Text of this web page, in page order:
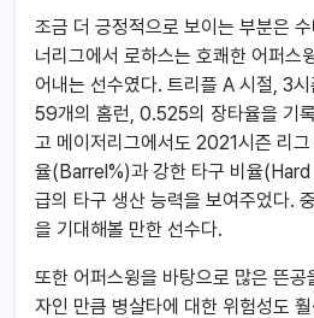
조금 더 긍정적으로 보이는 부분은
너리그에서 로하스는 호쾌한 어퍼스
어내는 선수였다. 트리플 A 시절, 3
59개의 홈런, 0.525의 장타율을 기
고 메이저리그에서도 2021시즌 리그
율(Barrel%)과 강한 타구 비율
급의 타구 생산 능력을 보여주었다.
을 기대해볼 만한 선수다.
또한 어퍼스윙을 바탕으로 많은 뜬
자인 만큼 병살타에 대한 위험성도